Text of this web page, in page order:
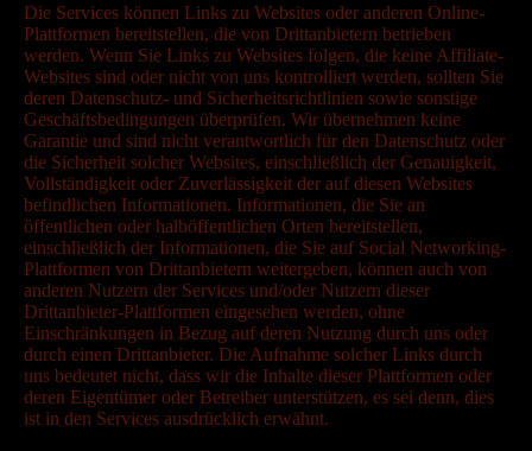
Die Services können Links zu Websites oder anderen Online-
Plattformen bereitstellen, die von Drittanbietern betrieben
werden. Wenn Sie Links zu Websites folgen, die keine Affiliate-
Websites sind oder nicht von uns kontrolliert werden, sollten Sie
deren Datenschutz- und Sicherheitsrichtlinien sowie sonstige
Geschäftsbedingungen überprüfen. Wir übernehmen keine
Garantie und sind nicht verantwortlich für den Datenschutz oder
die Sicherheit solcher Websites, einschließlich der Genauigkeit,
Vollständigkeit oder Zuverlässigkeit der auf diesen Websites
befindlichen Informationen. Informationen, die Sie an
öffentlichen oder halböffentlichen Orten bereitstellen,
einschließlich der Informationen, die Sie auf Social Networking-
Plattformen von Drittanbietern weitergeben, können auch von
anderen Nutzern der Services und/oder Nutzern dieser
Drittanbieter-Plattformen eingesehen werden, ohne
Einschränkungen in Bezug auf deren Nutzung durch uns oder
durch einen Drittanbieter. Die Aufnahme solcher Links durch
uns bedeutet nicht, dass wir die Inhalte dieser Plattformen oder
deren Eigentümer oder Betreiber unterstützen, es sei denn, dies
ist in den Services ausdrücklich erwähnt.